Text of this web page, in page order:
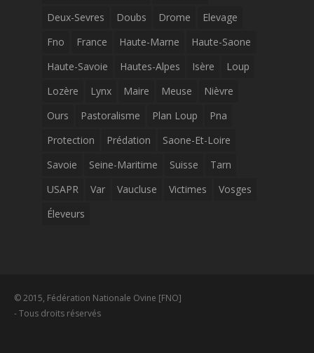
Deux-Sevres
Doubs Drome
Elevage
Fno
France Haute-Marne
Haute-Saone
Haute-Savoie
Hautes-Alpes Isère
Loup
Lozère
Lynx Maire Meuse
Nièvre
Ours
Pastoralisme Plan Loup
Pna
Protection
Prédation
Saone-Et-Loire
Savoie
Seine-Maritime Suisse
Tarn
USAPR
Var Vaucluse Victimes
Vosges
Éleveurs
© 2015, Fédération Nationale Ovine [FNO]
- Tous droits réservés